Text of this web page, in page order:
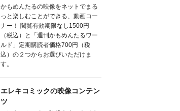
かもめんたるの映像をネットでまる
っと楽しむことができる、動画コー
ナー！ 閲覧有効期限なし1500円
（税込）と「週刊かもめんたるワー
ルド」定期購読者価格700円（税
込）の２つからお選びいただけま
す。
エレキコミックの映像コンテン
ツ